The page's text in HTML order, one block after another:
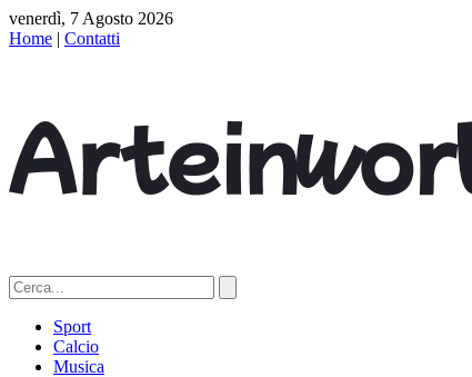
venerdì, 7 Agosto 2026
Home | Contatti
Sport
Calcio
Musica